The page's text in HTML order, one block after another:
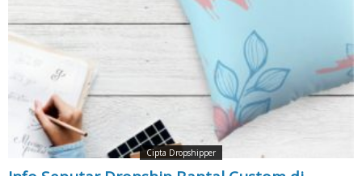
Cipta Dropshipper